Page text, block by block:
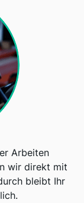
Arbeiten
wir direkt mit
bleibt Ihr